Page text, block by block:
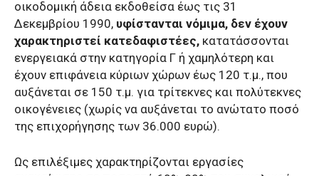
οικοδομική άδεια εκδοθείσα έως τις 31
Δεκεμβρίου 1990, υφίστανται νόμιμα, δεν έχουν
χαρακτηριστεί κατεδαφιστέες, κατατάσσονται
ενεργειακά στην κατηγορία Γ ή χαμηλότερη και
έχουν επιφάνεια κύριων χώρων έως 120 τ.μ., που
αυξάνεται σε 150 τ.μ. για τρίτεκνες και πολύτεκνες
οικογένειες (χωρίς να αυξάνεται το ανώτατο ποσό
της επιχορήγησης των 36.000 ευρώ).
Ως επιλέξιμες χαρακτηρίζονται εργασίες